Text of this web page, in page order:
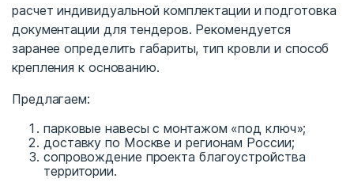
расчет индивидуальной комплектации и подготовка
документации для тендеров. Рекомендуется
заранее определить габариты, тип кровли и способ
крепления к основанию.
Предлагаем:
парковые навесы с монтажом «под ключ»;
доставку по Москве и регионам России;
сопровождение проекта благоустройства
территории.